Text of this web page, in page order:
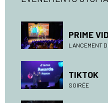
PRIME
LANCEMENT
TIKTOK
SOIRÉE